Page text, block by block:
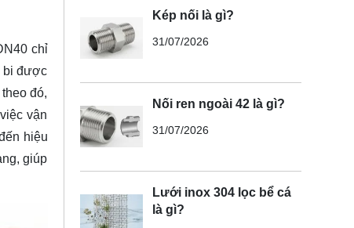
chỉ
bi được
đó,
vận
hiệu
giúp
Kép nối là gì?
31/07/2026
Nối ren ngoài 42 là gì?
31/07/2026
Lưới inox 304 lọc bể cá
là gì?